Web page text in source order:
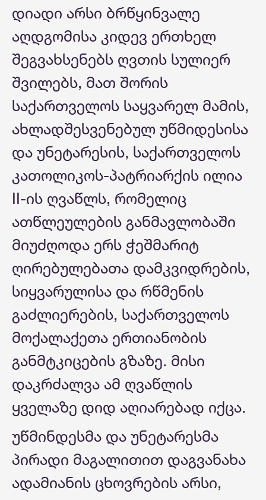
დიადი არსი ბრწყინვალე
აღდგომისა კიდევ ერთხელ
შეგვახსენებს ღვთის სულიერ
შვილებს, მათ შორის
საქართველოს საყვარელ მამის,
ახლადშესვენებულ უწმიდესისა
და უნეტარესის, საქართველოს
კათოლიკოს-პატრიარქის ილია
II-ის ღვაწლს, რომელიც
ათწლეულების განმავლობაში
მიუძღოდა ერს ჭეშმარიტ
ღირებულებათა დამკვიდრების,
სიყვარულისა და რწმენის
გაძლიერების, საქართველოს
მოქალაქეთა ერთიანობის
განმტკიცების გზაზე. მისი
დაკრძალვა ამ ღვაწლის
ყველაზე დიდ აღიარებად იქცა.
უწმინდესმა და უნეტარესმა
პირადი მაგალითით დაგვანახა
ადამიანის ცხოვრების არსი,